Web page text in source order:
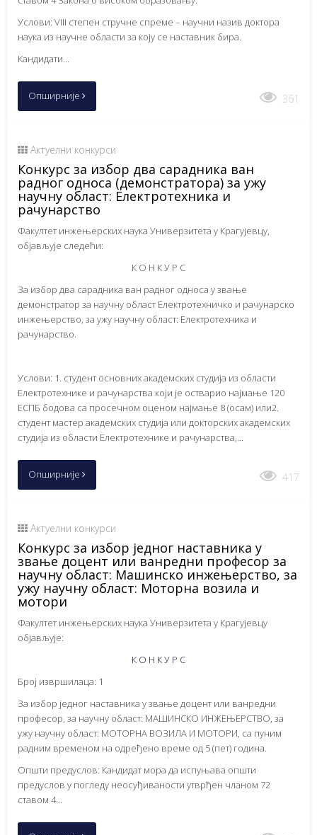
Услови: VIII степен стручне спреме – научни назив доктора
наука из научне области за коју се наставник бира.
Кандидати...
Опширније 361
Актуелни конкурси
Конкурс за избор два сарадника ван
радног односа (демонстратора) за ужу
научну област: Електротехника и
рачунарство
Факултет инжењерских наука Универзитета у Крагујевцу,
објављује следећи:
К О Н К У Р С
За избор два сарадника ван радног односа у звање
демонстратор за научну област Електротехничко и рачунарско
инжењерство, за ужу научну област: Електротехника и
рачунарство.
Услови: 1. студент основних академских студија из области
Електротехнике и рачунарства који је остварио најмање 120
ЕСПБ бодова са просечном оценом најмање 8 (осам) или2.
студент мастер академских студија или докторских академских
студија из области Електротехнике и рачунарства,...
Опширније 417
Актуелни конкурси
Конкурс за избор једног наставника у
звање доцент или ванредни професор за
научну област: Машинско инжењерство, за
ужу научну област: Моторна возила и
мотори
Факултет инжењерских наука Универзитета у Крагујевцу
објављује:
К О Н К У Р С
Број извршилаца: 1
За избор једног наставника у звање доцент или ванредни
професор, за научну област: МАШИНСКО ИНЖЕЊЕРСТВО, за
ужу научну област: МОТОРНА ВОЗИЛА И МОТОРИ, са пуним
радним временом на одређено време од 5 (пет) година.
Општи предуслов: Кандидат мора да испуњава општи
предуслов у погледу неосуђиваности утврђен чланом 72
ставом 4...